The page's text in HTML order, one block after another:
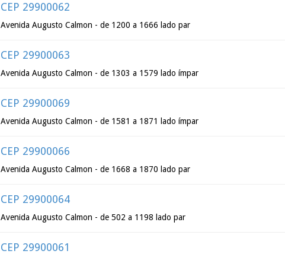
CEP 29900062
Avenida Augusto Calmon - de 1200 a 1666 lado par
CEP 29900063
Avenida Augusto Calmon - de 1303 a 1579 lado ímpar
CEP 29900069
Avenida Augusto Calmon - de 1581 a 1871 lado ímpar
CEP 29900066
Avenida Augusto Calmon - de 1668 a 1870 lado par
CEP 29900064
Avenida Augusto Calmon - de 502 a 1198 lado par
CEP 29900061